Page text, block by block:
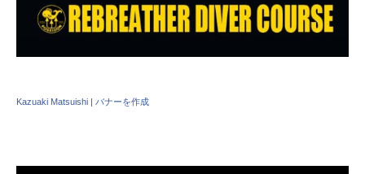
Kazuaki Matsuishi バナーを作成